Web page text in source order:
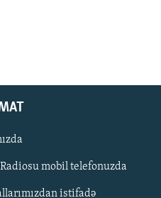
mobil telefonuzda
istifadə